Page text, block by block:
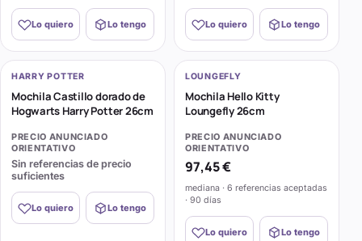
Lo quiero Lo tengo Lo quiero Lo tengo
HARRY POTTER
Mochila Castillo dorado de
Hogwarts Harry Potter 26cm
PRECIO ANUNCIADO
ORIENTATIVO
Sin referencias de precio
suficientes
Lo quiero Lo tengo
LOUNGEFLY
Mochila Hello Kitty
Loungefly 26cm
PRECIO ANUNCIADO
ORIENTATIVO
97,45 €
mediana · 6 referencias aceptadas
· 90 días
Lo quiero Lo tengo